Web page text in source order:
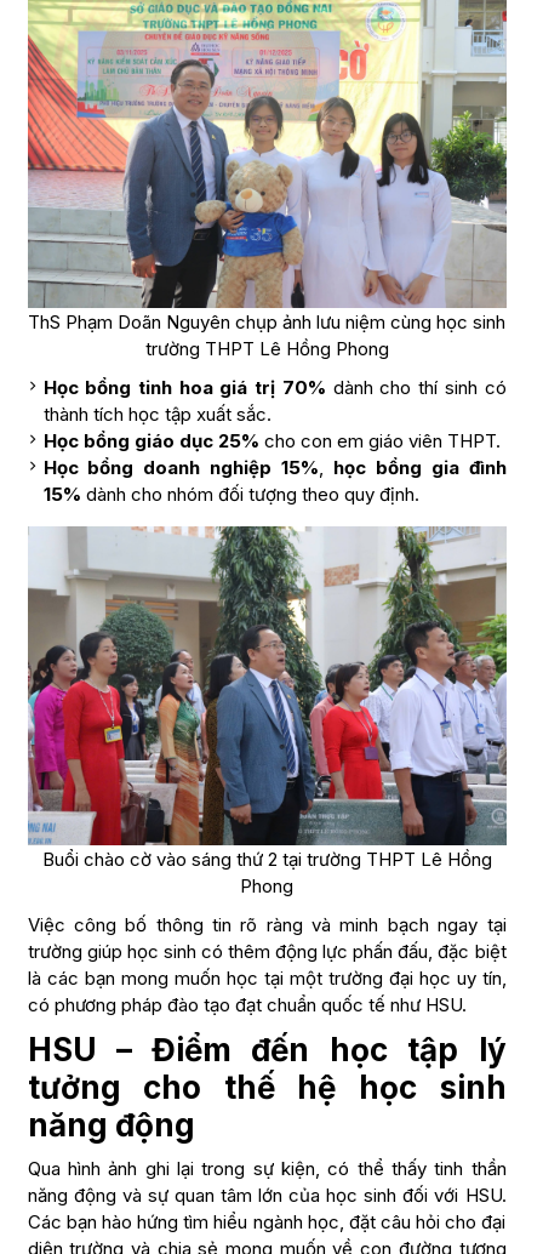
ThS Phạm Doãn Nguyên chụp ảnh lưu niệm cùng học sinh
trường THPT Lê Hồng Phong
Học bổng tinh hoa giá trị 70% dành cho thí sinh có
thành tích học tập xuất sắc.
Học bổng giáo dục 25% cho con em giáo viên THPT.
Học bổng doanh nghiệp 15%
học bổng gia đình
15% dành cho nhóm đối tượng theo quy định.
Buổi chào cờ vào sáng thứ 2 tại trường THPT Lê Hồng
Phong
Việc công bố thông tin rõ ràng và minh bạch ngay tại
trường giúp học sinh có thêm động lực phấn đấu, đặc biệt
là các bạn mong muốn học tại một trường đại học uy tín,
có phương pháp đào tạo đạt chuẩn quốc tế như HSU.
HSU – Điểm đến học tập lý
tưởng cho thế hệ học sinh
năng động
Qua hình ảnh ghi lại trong sự kiện, có thể thấy tinh thần
năng động và sự quan tâm lớn của học sinh đối với HSU.
Các bạn hào hứng tìm hiểu ngành học, đặt câu hỏi cho đại
diện trường và chia sẻ mong muốn về con đường tương